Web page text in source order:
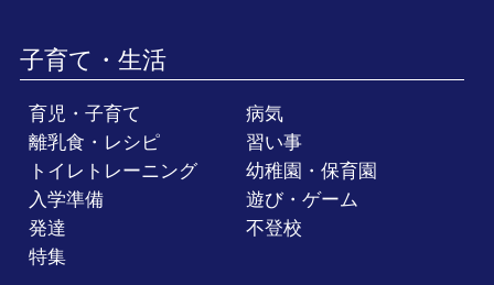
子育て・生活
育児・子育て
病気
離乳食・レシピ
習い事
トイレトレーニング
幼稚園・保育園
入学準備
遊び・ゲーム
発達
不登校
特集